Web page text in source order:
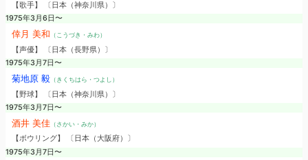
【歌手】 〔日本（神奈川県）〕
1975年3月6日〜
倖月 美和 （こうづき・みわ）
【声優】 〔日本（長野県）〕
1975年3月7日〜
菊地原 毅（きくちはら・つよし）
【野球】 〔日本（神奈川県）〕
1975年3月7日〜
酒井 美佳（さかい・みか）
【ボウリング】 〔日本（大阪府）〕
1975年3月7日〜